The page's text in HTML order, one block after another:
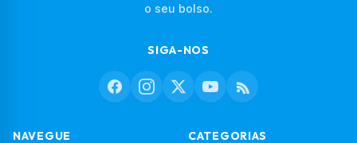
o seu bolso.
SIGA-NOS
NAVEGUE CATEGORIAS